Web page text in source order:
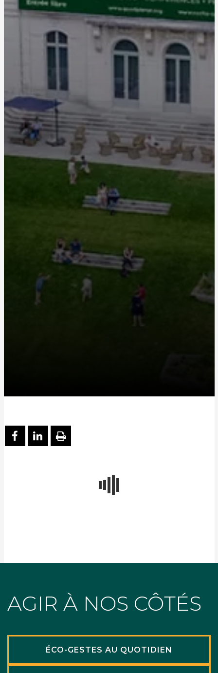
PARTAGER SUR FACEBOOK
PARTAGER SUR LINKEDIN
IMPRIMER
AGIR À NOS CÔTÉS
ÉCO-GESTES AU QUOTIDIEN